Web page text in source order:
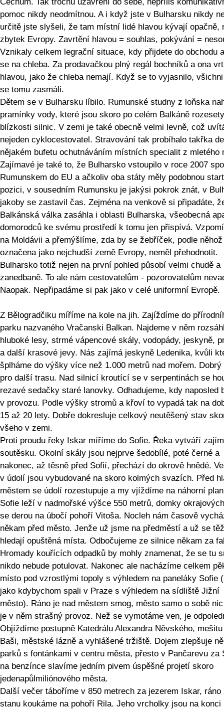
pomoc nikdy neodmítnou. A i když jste v Bulharsku nikdy
určitě jste slyšeli, že tam místní lidé hlavou kývají opačně,
zbytek Evropy. Zavrtění hlavou = souhlas, pokývání =
Vznikaly celkem legrační situace, kdy přijdete do obchodu
se na chleba. Za prodavačkou plný regál bochníků a ona
hlavou, jako že chleba nemají. Když se to vyjasnilo,
se tomu zasmáli.
Dětem se v Bulharsku líbilo. Rumunské studny z loňska
pramínky vody, které jsou skoro po celém Balkáně
blízkosti silnic. V zemi je také obecně velmi levně, což
nejeden cyklocestovatel. Stravování tak probíhalo takřka
nějakém bufetu ochutnáváním místních specialit z mletého
Zajímavé je také to, že Bulharsko vstoupilo v roce 2007
Rumunskem do EU a ačkoliv oba státy měly podobnou
pozici, v sousedním Rumunsku je jakýsi pokrok znát, v
jakoby se zastavil čas. Zejména na venkově si připadáte,
Balkánská válka zasáhla i oblasti Bulharska, všeobecná
domorodců ke svému prostředí k tomu jen přispívá.
na Moldávii a přemýšlíme, zda by se žebříček, podle
označena jako nejchudší země Evropy, neměl přehodnotit.
Bulharsko totiž nejen na první pohled působí velmi chudě a
zanedbaně. To ale nám cestovatelům - pozorovatelům
Naopak. Nepřipadáme si pak jako v celé uniformní Evropě.
Z Bělogradčiku míříme na kole na jih. Zajíždíme do
parku nazvaného Vračanski Balkan. Najdeme v něm
hluboké lesy, strmé vápencové skály, vodopády, jeskyně,
a další krasové jevy. Nás zajímá jeskyně Ledenika, kvůli
šplháme do výšky více než 1.000 metrů nad mořem. Dobrý
pro další trasu. Nad silnicí kroutící se v serpentinách se
rezavé sedačky staré lanovky. Odhadujeme, kdy naposled
v provozu. Podle výšky stromů a křoví to vypadá tak na
15 až 20 lety. Dobře dokresluje celkový neutěšený stav
všeho v zemi.
Proti proudu řeky Iskar míříme do Sofie. Řeka vytváří
soutěsku. Okolní skály jsou nejprve šedobílé, poté černé a
nakonec, až těsně před Sofií, přechází do okrově hnědé.
v údolí jsou vybudované na skoro kolmých svazích. Před
městem se údolí rozestupuje a my vjíždíme na náhorní
Sofie leží v nadmořské výšce 550 metrů, domky
se derou na úbočí pohoří Vitoša. Nocleh nám časově
někam před město. Jenže už jsme na předměstí a už se
hledají opuštěná místa. Odbočujeme ze silnice někam za
Hromady kouřících odpadků by mohly znamenat, že se tu
nikdo nebude potulovat. Nakonec ale nacházíme celkem
místo pod vzrostlými topoly s výhledem na paneláky Sofie
jako kdybychom spali v Praze s výhledem na sídliště Jižní
město). Ráno je nad městem smog, město samo o sobě
je v něm strašný provoz. Než se vymotáme ven, je
Objíždíme postupně Katedrálu Alexandra Něvského,
Baši, městské lázně a vyhlášené tržiště. Dojem zlepšuje
parků s fontánkami v centru města, přesto v Pančarevu za
na benzínce slavíme jedním pivem úspěšné projetí skoro
jedenapůlmiliónového města.
Další večer táboříme v 850 metrech za jezerem Iskar, ráno
stanu koukáme na pohoří Rila. Jeho vrcholky jsou na konci